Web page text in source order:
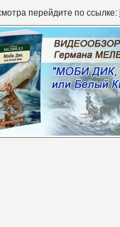
перейдите по ссылке: